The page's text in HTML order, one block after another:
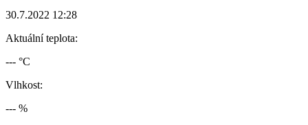
30.7.2022 12:28
Aktuální teplota:
--- °C
Vlhkost:
--- %